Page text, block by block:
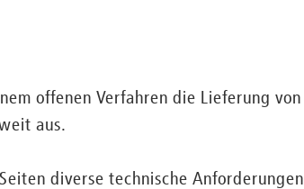
offenen Verfahren die Lieferung von
aus.
diverse technische Anforderungen